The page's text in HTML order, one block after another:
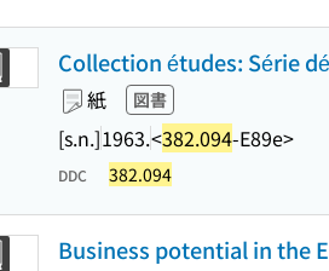
Collection études: Série
紙 図書
[s.n.]1963.<382.094-E89e>
DDC 382.094
Business potential in the